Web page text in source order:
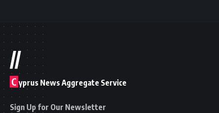
//
C yprus News Aggregate Service
Sign Up for Our Newsletter